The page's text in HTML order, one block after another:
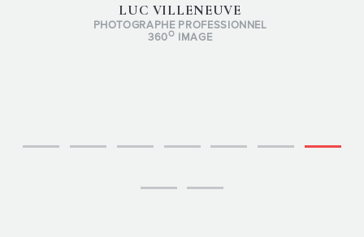
LUC VILLENEUVE
PHOTOGRAPHE PROFESSIONNEL
360O IMAGE